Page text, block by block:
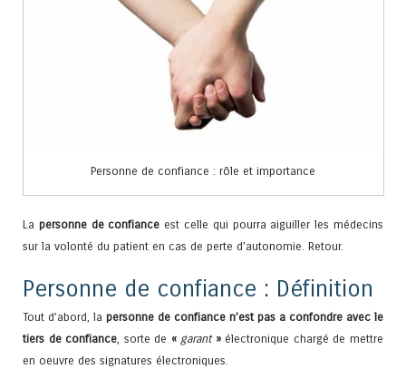
Personne de confiance : rôle et importance
La personne de confiance est celle qui pourra aiguiller les médecins
sur la volonté du patient en cas de perte d’autonomie. Retour.
Personne de confiance : Définition
Tout d’abord, la personne de confiance n’est pas a confondre avec le
tiers de confiance, sorte de « garant»électronique chargé de mettre
en oeuvre des signatures électroniques.